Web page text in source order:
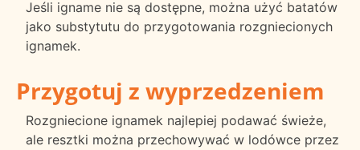
Jeśli igname nie są dostępne, można użyć batatów
jako substytutu do przygotowania rozgniecionych
ignamek.
Przygotuj z wyprzedzeniem
Rozgniecione ignamek najlepiej podawać świeże,
ale resztki można przechowywać w lodówce przez